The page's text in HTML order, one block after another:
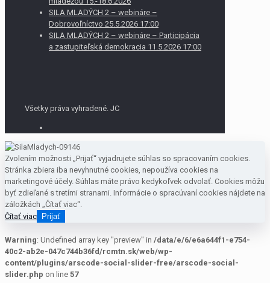
SILA MLADÝCH 2 – webináre –
Dobrovoľníctvo 25.5.2026 17:00
SILA MLADÝCH 2 – webináre – Participácia
a zastupiteľská demokracia 11.5.2026 17:00
Všetky práva vyhradené. JC
Zvolením možnosti „Prijať“ vyjadrujete súhlas so spracovaním cookies.
Stránka zbiera iba nevyhnutné cookies, nepoužíva cookies na
marketingové účely. Súhlas máte právo kedykoľvek odvolať. Cookies môžu
byť zdieľané s tretími stranami. Informácie o spracúvaní cookies nájdete na
záložkách „Čítať viac“.
Čítať viac Prijať
Warning: Undefined array key "preview" in /data/e/6/e6a644f1-e754-
40c2-ab2e-047c744b36fd/rcmtn.sk/web/wp-
content/plugins/arscode-social-slider-free/arscode-social-
slider.php on line 57